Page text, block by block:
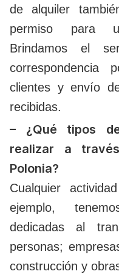
de alquiler
permiso para
Brindamos el
correspondencia
clientes y envío
recibidas.
– ¿Qué tipos
realizar a
Polonia?
Cualquier
ejemplo,
dedicadas al
personas;
construcción y